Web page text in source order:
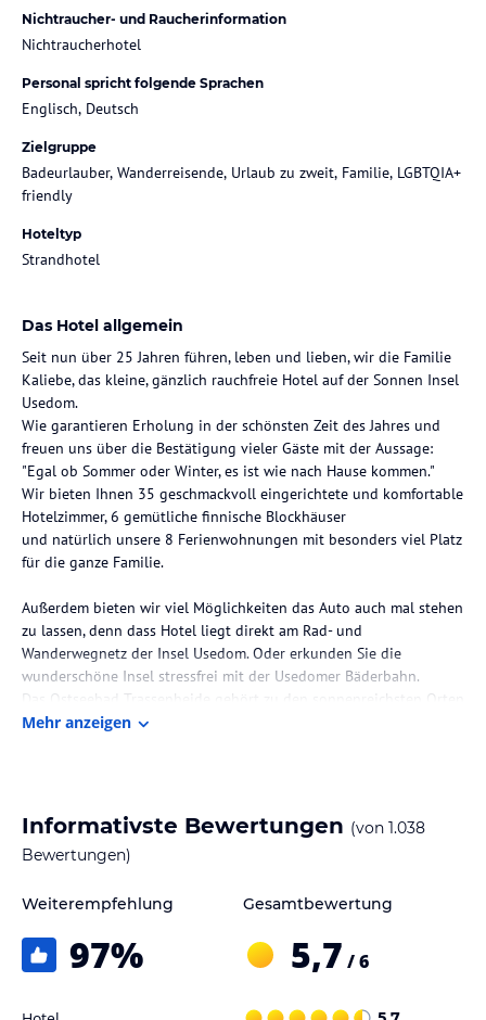
Nichtraucher- und Raucherinformation
Nichtraucherhotel
Personal spricht folgende Sprachen
Englisch, Deutsch
Zielgruppe
Badeurlauber, Wanderreisende, Urlaub zu zweit, Familie, LGBTQIA+
friendly
Hoteltyp
Strandhotel
Das Hotel allgemein
Seit nun über 25 Jahren führen, leben und lieben, wir die Familie
Kaliebe, das kleine, gänzlich rauchfreie Hotel auf der Sonnen Insel
Usedom.
Wie garantieren Erholung in der schönsten Zeit des Jahres und
freuen uns über die Bestätigung vieler Gäste mit der Aussage:
"Egal ob Sommer oder Winter, es ist wie nach Hause kommen."
Wir bieten Ihnen 35 geschmackvoll eingerichtete und komfortable
Hotelzimmer, 6 gemütliche finnische Blockhäuser
und natürlich unsere 8 Ferienwohnungen mit besonders viel Platz
für die ganze Familie.
Außerdem bieten wir viel Möglichkeiten das Auto auch mal stehen
zu lassen, denn dass Hotel liegt direkt am Rad- und
Wanderwegnetz der Insel Usedom. Oder erkunden Sie die
wunderschöne Insel stressfrei mit der Usedomer Bäderbahn.
Das Ostseebad Trassenheide gehört zu den sonnenreichsten Orten
Deutschlands und ist somit optimal geeignet für einen schönen
Das Hotel liegt mitten im Kiefernwald und doch direkt am
makellos weißen Sandstrand der "Sonnen"Insel Usedom. Gerade
für Kinder und Senioren ist die Umgebung ideal für einen
Jahres garantiert erholsam verbringen.
Der Weg zum Wasser führt durch Schatten spendende Kiefern,
direkt an unseren Blockhäusern vorbei. Gleich hinter der Düne
Mehr anzeigen
Informativste Bewertungen (von 1.038
Bewertungen)
Weiterempfehlung
97%
Gesamtbewertung
5,7 / 6